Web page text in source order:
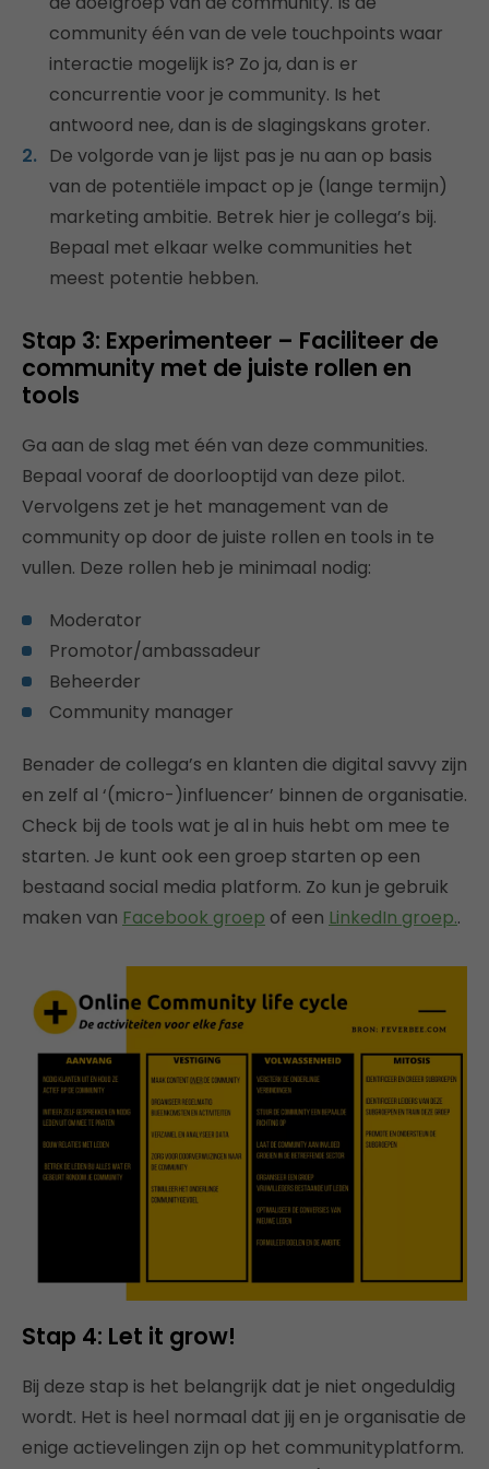
community één van de vele touchpoints waar
interactie mogelijk is? Zo ja, dan is er
concurrentie voor je community. Is het
antwoord nee, dan is de slagingskans groter.
De volgorde van je lijst pas je nu aan op basis
van de potentiële impact op je (lange termijn)
marketing ambitie. Betrek hier je collega’s bij.
Bepaal met elkaar welke communities het
meest potentie hebben.
Stap 3: Experimenteer – Faciliteer de
community met de juiste rollen en
tools
Ga aan de slag met één van deze communities.
Bepaal vooraf de doorlooptijd van deze pilot.
Vervolgens zet je het management van de
community op door de juiste rollen en tools in te
vullen. Deze rollen heb je minimaal nodig:
Moderator
Promotor/ambassadeur
Beheerder
Community manager
Benader de collega’s en klanten die digital savvy zijn
en zelf al ‘(micro-)influencer’ binnen de organisatie.
Check bij de tools wat je al in huis hebt om mee te
starten. Je kunt ook een groep starten op een
bestaand social media platform. Zo kun je gebruik
maken van Facebook groep of een LinkedIn groep..
Stap 4: Let it grow!
Bij deze stap is het belangrijk dat je niet ongeduldig
wordt. Het is heel normaal dat jij en je organisatie de
enige actievelingen zijn op het communityplatform.